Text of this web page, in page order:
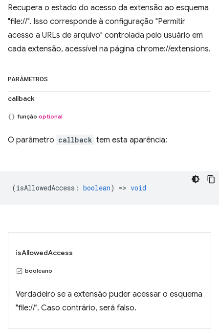
Recupera o estado do acesso da extensão ao esquema
"file://". Isso corresponde à configuração "Permitir
acesso a URLs de arquivo" controlada pelo usuário em
cada extensão, acessível na página chrome://extensions.
PARÂMETROS
callback
função optional
O parâmetro callback tem esta aparência:
(isAllowedAccess : boolean) => void
isAllowedAccess
booleano
Verdadeiro se a extensão puder acessar o esquema
"file://". Caso contrário, será falso.